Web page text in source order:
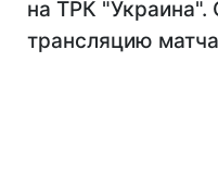
на ТРК "Украина".
трансляцию